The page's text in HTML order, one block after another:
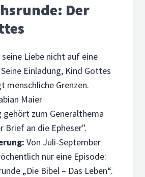
Der
Liebe nicht auf eine
Einladung, Kind Gottes
menschliche Grenzen.
Maier
gehört zum Generalthema
Brief an die Epheser".
Von Juli-September
nur eine Episode:
„Die Bibel – Das Leben“.